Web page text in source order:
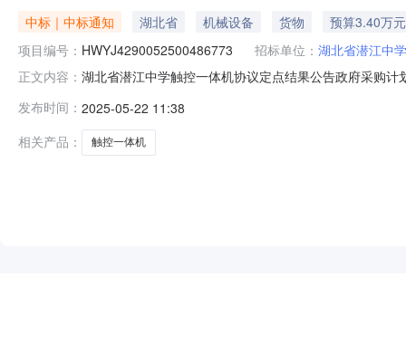
中标｜中标通知 湖北省 机械设备 货物
预算3.40万元
项目编号： HWYJ4290052500486773 招标单位： 湖北省潜江中学
正文内容： 湖北省潜江中学触控一体机协议定点结果公告政府采购
品目品牌型号数量商城最低价单价小计1触控一体机希沃
发布时间： 2025-05-22 11:38
相关产品：
触控一体机